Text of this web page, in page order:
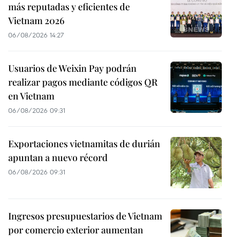
más reputadas y eficientes de
Vietnam 2026
06/08/2026 14:27
Usuarios de Weixin Pay podrán
realizar pagos mediante códigos QR
en Vietnam
06/08/2026 09:31
Exportaciones vietnamitas de durián
apuntan a nuevo récord
06/08/2026 09:31
Ingresos presupuestarios de Vietnam
por comercio exterior aumentan